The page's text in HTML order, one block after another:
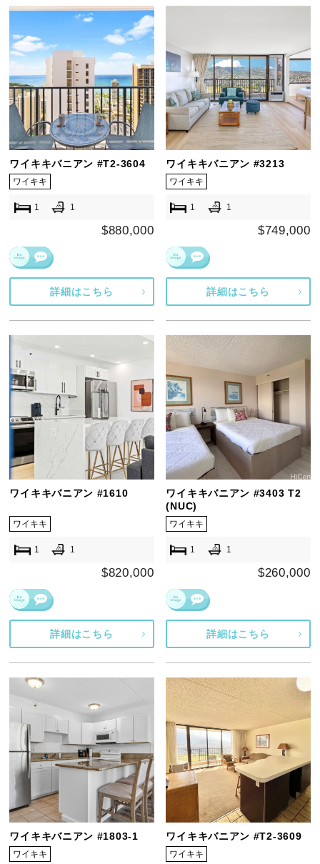
ワイキキバニアン #T2-3604
ワイキキ
1 1
$880,000
詳細はこちら
ワイキキバニアン #3213
ワイキキ
1 1
$749,000
詳細はこちら
ワイキキバニアン #1610
ワイキキ
1 1
$820,000
詳細はこちら
ワイキキバニアン #3403 T2
(NUC)
ワイキキ
1 1
$260,000
詳細はこちら
ワイキキバニアン #1803-1
ワイキキ
ワイキキバニアン #T2-3609
ワイキキ